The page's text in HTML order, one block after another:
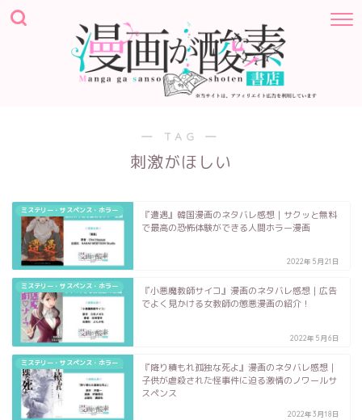
― TAG ―
刺激がほしい
ミステリー・サスペンス・ホラー
『遭遇』韓国漫画のネタバレ感想｜サクッと無料
で最高の恐怖体験ができる人間ホラー漫画
2022年5月21日
ミステリー・サスペンス・ホラー
『小悪魔教師サイコ』漫画のネタバレ感想｜広告
でよく見かける女教師の懲悪漫画の紹介！
2022年5月6日
ミステリー・サスペンス・ホラー
『降り積もれ孤独な死よ』漫画のネタバレ感想｜
子供が虐殺された怪事件に迫る激情のノワールサ
スペンス
2022年3月18日